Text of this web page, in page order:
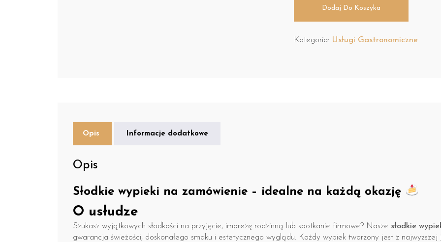
Dodaj Do Koszyka
Kategoria: Usługi Gastronomiczne
Opis Informacje dodatkowe
Opis
Słodkie wypieki na zamówienie – idealne na każdą okazję
O usłudze
Szukasz wyjątkowych słodkości na przyjęcie, imprezę rodzinną lub spotkanie firmowe? Nasze słodkie
gwarancja świeżości, doskonałego smaku i estetycznego wyglądu. Każdy wypiek tworzony jest z najwyższej